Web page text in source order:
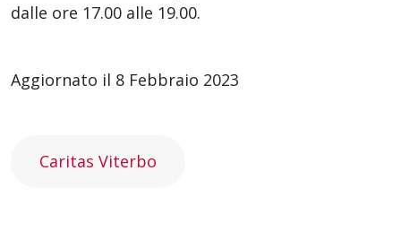
dalle ore 17.00 alle 19.00.
Aggiornato il 8 Febbraio 2023
Caritas Viterbo